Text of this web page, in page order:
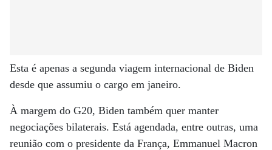
Esta é apenas a segunda viagem internacional de Biden
desde que assumiu o cargo em janeiro.
À margem do G20, Biden também quer manter
negociações bilaterais. Está agendada, entre outras, uma
reunião com o presidente da França, Emmanuel Macron